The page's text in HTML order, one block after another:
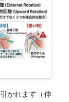
かれます（伸